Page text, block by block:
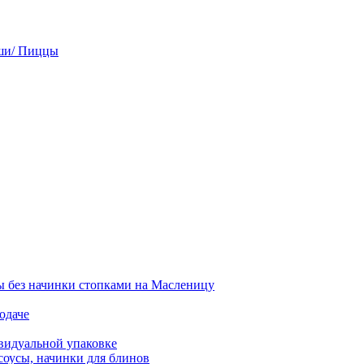
Пиццы
без начинки стопками на Масленицу
упаковке
начинки для блинов